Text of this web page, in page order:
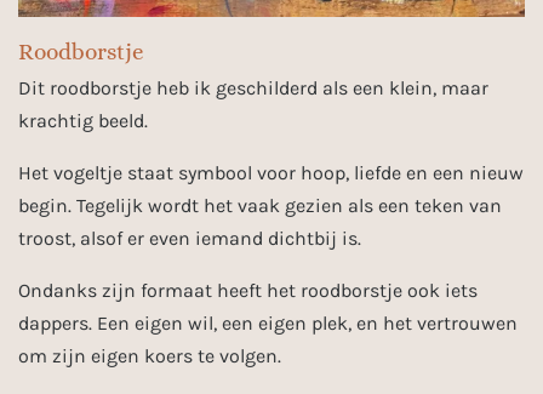
Roodborstje
Dit roodborstje heb ik geschilderd als een klein, maar
krachtig beeld.
Het vogeltje staat symbool voor hoop, liefde en een nieuw
begin. Tegelijk wordt het vaak gezien als een teken van
troost, alsof er even iemand dichtbij is.
Ondanks zijn formaat heeft het roodborstje ook iets
dappers. Een eigen wil, een eigen plek, en het vertrouwen
om zijn eigen koers te volgen.